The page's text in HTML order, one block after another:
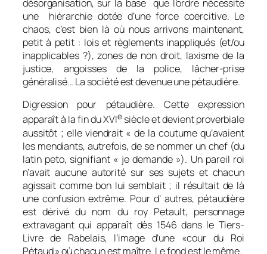
désorganisation, sur la base que l’ordre nécessite
une hiérarchie dotée d’une force coercitive. Le
chaos, c’est bien là où nous arrivons maintenant,
petit à petit : lois et règlements inappliqués (et/ou
inapplicables ?), zones de non droit, laxisme de la
justice, angoisses de la police, lâcher-prise
généralisé… La société est devenue une pétaudière.
Digression pour pétaudière. Cette expression
apparaît à la fin du XVIe siècle et devient proverbiale
aussitôt ; elle viendrait « de la coutume qu’avaient
les mendiants, autrefois, de se nommer un chef (du
latin peto, signifiant « je demande »). Un pareil roi
n’avait aucune autorité sur ses sujets et chacun
agissait comme bon lui semblait ; il résultait de là
une confusion extrême. Pour d’ autres, pétaudière
est dérivé du nom du roy Petault, personnage
extravagant qui apparaît dès 1546 dans le Tiers-
Livrede Rabelais, l’image d’une «cour du Roi
Pétaud »où chacun est maître. Le fond est le même.